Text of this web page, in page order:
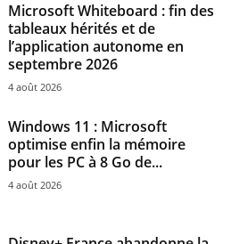
Microsoft Whiteboard : fin des
tableaux hérités et de
l’application autonome en
septembre 2026
4 août 2026
Windows 11 : Microsoft
optimise enfin la mémoire
pour les PC à 8 Go de...
4 août 2026